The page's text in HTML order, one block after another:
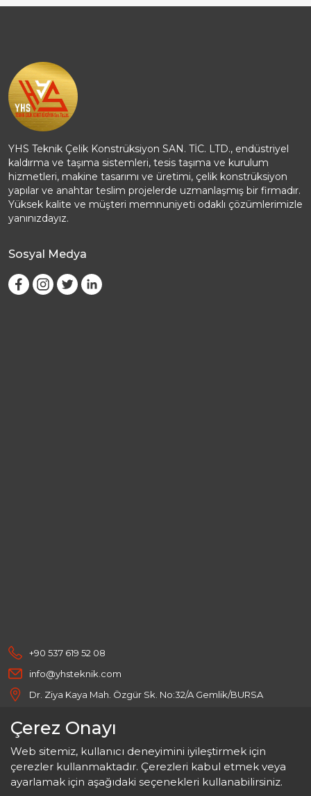
YHS Teknik Çelik Konstrüksiyon SAN. TİC. LTD., endüstriyel
kaldırma ve taşıma sistemleri, tesis taşıma ve kurulum
hizmetleri, makine tasarımı ve üretimi, çelik konstrüksiyon
yapılar ve anahtar teslim projelerde uzmanlaşmış bir firmadır.
Yüksek kalite ve müşteri memnuniyeti odaklı çözümlerimizle
yanınızdayız.
Sosyal Medya
+90 537 619 52 08
info@yhsteknik.com
Dr. Ziya Kaya Mah. Özgür Sk. No:32/A Gemlik/BURSA
© Copyright YHS Teknik Çelik Konstrüksiyon SAN. TİC. LTD.
2024
Çerez Onayı
Web sitemiz, kullanıcı deneyimini iyileştirmek için
çerezler kullanmaktadır. Çerezleri kabul etmek veya
ayarlamak için aşağıdaki seçenekleri kullanabilirsiniz.